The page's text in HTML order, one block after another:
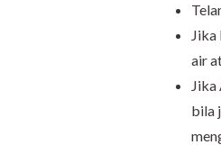
Jika
air
Jika
bila